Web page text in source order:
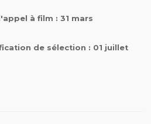
à film : 31 mars
de sélection : 01 juillet